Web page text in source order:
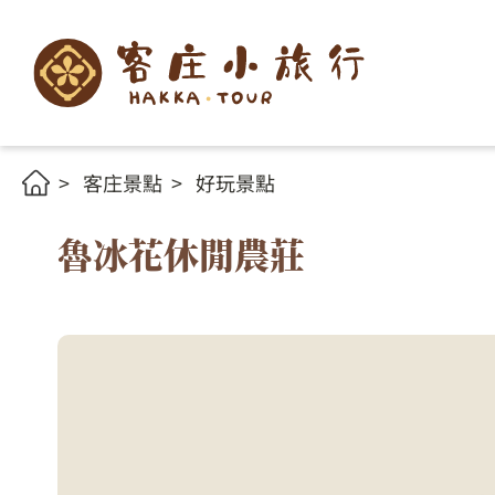
客庄景點 好玩景點
魯冰花休閒農莊